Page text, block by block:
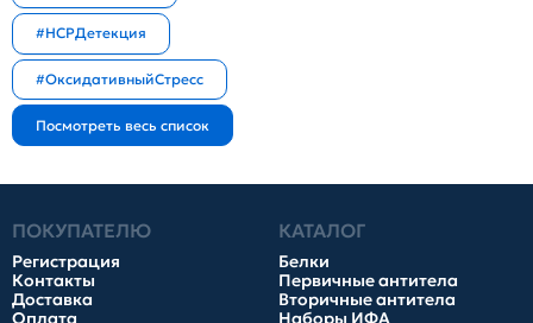
#HCPДетекция
#ОксидативныйСтресс
ПОКУПАТЕЛЮ
Регистрация
Контакты
Доставка
Оплата
КАТАЛОГ
Белки
Первичные антитела
Вторичные антитела
Наборы ИФА